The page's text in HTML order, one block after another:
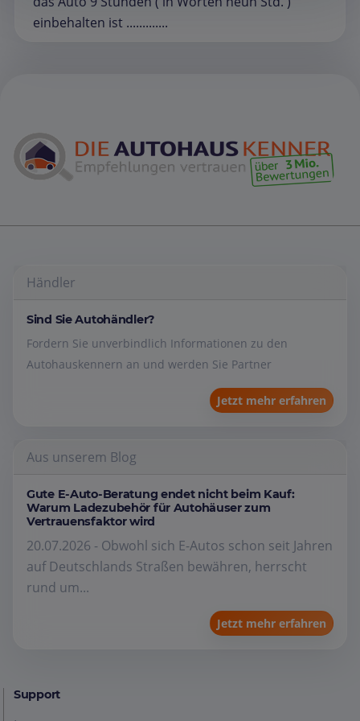
einbehalten ist .............
Händler
Sind Sie Autohändler?
Fordern Sie unverbindlich Informationen zu den
Autohauskennern an und werden Sie Partner
Jetzt mehr erfahren
Aus unserem Blog
Gute E-Auto-Beratung endet nicht beim Kauf:
Warum Ladezubehör für Autohäuser zum
Vertrauensfaktor wird
20.07.2026 - Obwohl sich E-Autos schon seit Jahren
auf Deutschlands Straßen bewähren, herrscht
rund um...
Jetzt mehr erfahren
Support